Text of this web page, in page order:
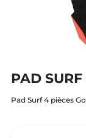
PAD
Pad Surf 4 pièces